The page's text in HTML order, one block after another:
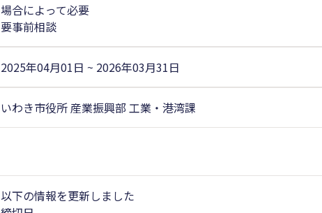
場合によって必要
要事前相談
2025年04月01日 ~ 2026年03月31日
いわき市役所 産業振興部 工業・港湾課
以下の情報を更新しました